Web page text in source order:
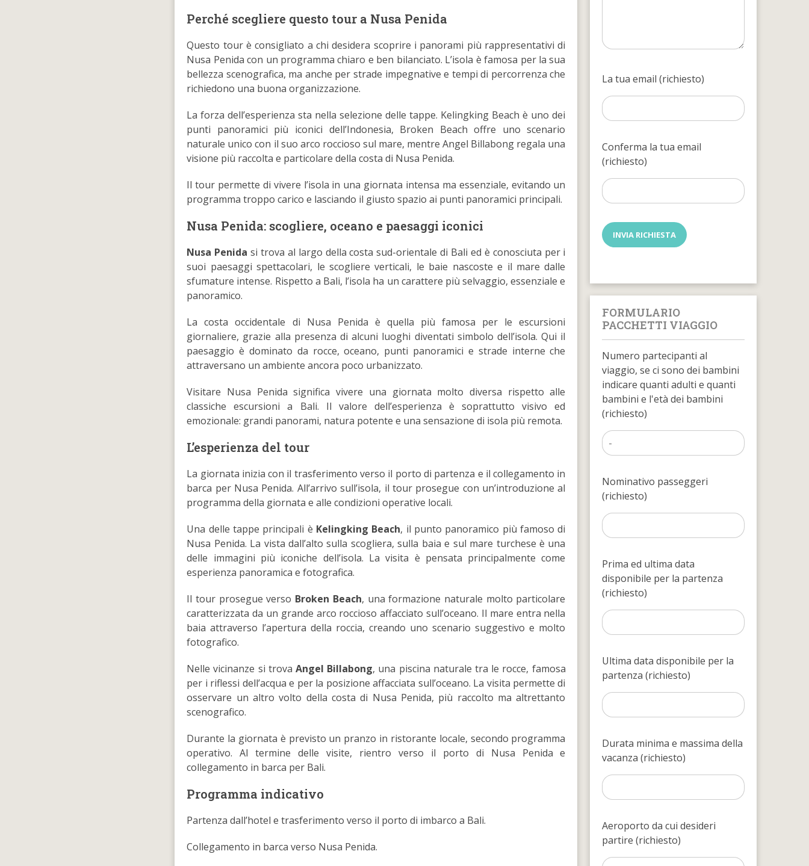
Perché scegliere questo tour a Nusa Penida
Questo tour è consigliato a chi desidera scoprire i panorami più rappresentativi di
Nusa Penida con un programma chiaro e ben bilanciato. L’isola è famosa per la sua
bellezza scenografica, ma anche per strade impegnative e tempi di percorrenza che
richiedono una buona organizzazione.
La forza dell’esperienza sta nella selezione delle tappe. Kelingking Beach è uno dei
punti panoramici più iconici dell’Indonesia, Broken Beach offre uno scenario
naturale unico con il suo arco roccioso sul mare, mentre Angel Billabong regala una
visione più raccolta e particolare della costa di Nusa Penida.
Il tour permette di vivere l’isola in una giornata intensa ma essenziale, evitando un
programma troppo carico e lasciando il giusto spazio ai punti panoramici principali.
Nusa Penida: scogliere, oceano e paesaggi iconici
Nusa Penida si trova al largo della costa sud-orientale di Bali ed è conosciuta per i
suoi paesaggi spettacolari, le scogliere verticali, le baie nascoste e il mare dalle
sfumature intense. Rispetto a Bali, l’isola ha un carattere più selvaggio, essenziale e
panoramico.
La costa occidentale di Nusa Penida è quella più famosa per le escursioni
giornaliere, grazie alla presenza di alcuni luoghi diventati simbolo dell’isola. Qui il
paesaggio è dominato da rocce, oceano, punti panoramici e strade interne che
attraversano un ambiente ancora poco urbanizzato.
Visitare Nusa Penida significa vivere una giornata molto diversa rispetto alle
classiche escursioni a Bali. Il valore dell’esperienza è soprattutto visivo ed
emozionale: grandi panorami, natura potente e una sensazione di isola più remota.
L’esperienza del tour
La giornata inizia con il trasferimento verso il porto di partenza e il collegamento in
barca per Nusa Penida. All’arrivo sull’isola, il tour prosegue con un’introduzione al
programma della giornata e alle condizioni operative locali.
Una delle tappe principali è Kelingking Beach, il punto panoramico più famoso di
Nusa Penida. La vista dall’alto sulla scogliera, sulla baia e sul mare turchese è una
delle immagini più iconiche dell’isola. La visita è pensata principalmente come
esperienza panoramica e fotografica.
Il tour prosegue verso Broken Beach, una formazione naturale molto particolare
caratterizzata da un grande arco roccioso affacciato sull’oceano. Il mare entra nella
baia attraverso l’apertura della roccia, creando uno scenario suggestivo e molto
fotografico.
Nelle vicinanze si trova Angel Billabong, una piscina naturale tra le rocce, famosa
per i riflessi dell’acqua e per la posizione affacciata sull’oceano. La visita permette di
osservare un altro volto della costa di Nusa Penida, più raccolto ma altrettanto
scenografico.
Durante la giornata è previsto un pranzo in ristorante locale, secondo programma
operativo. Al termine delle visite, rientro verso il porto di Nusa Penida e
collegamento in barca per Bali.
Programma indicativo
Partenza dall’hotel e trasferimento verso il porto di imbarco a Bali.
Collegamento in barca verso Nusa Penida.
La tua email (richiesto)
Conferma la tua email
(richiesto)
FORMULARIO
PACCHETTI VIAGGIO
Numero partecipanti al
viaggio, se ci sono dei bambini
indicare quanti adulti e quanti
bambini e l'età dei bambini
(richiesto)
Nominativo passeggeri
(richiesto)
Prima ed ultima data
disponibile per la partenza
(richiesto)
Ultima data disponibile per la
partenza (richiesto)
Durata minima e massima della
vacanza (richiesto)
Aeroporto da cui desideri
partire (richiesto)